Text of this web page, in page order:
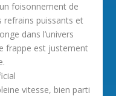
foisonnement de
refrains puissants et
dans l’univers
frappe est justement
vitesse, bien parti